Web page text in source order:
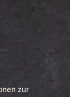
zur